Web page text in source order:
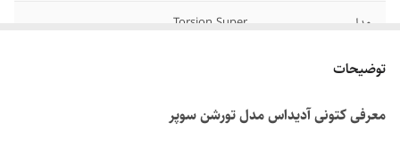
مدل Torsion Super
برند
کیفیت مسترکوالیتی A
توضیحات
معرفی کتونی آدیداس مدل تورشن سوپر